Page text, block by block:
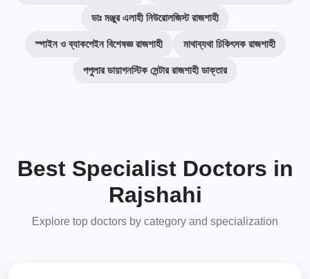
ডাঃ মঞ্জুর এলাহী নিউরোলজিস্ট রাজশাহী
স্পাইন ও ব্যাকপেইন বিশেষজ্ঞ রাজশাহী মাথাব্যথা চিকিৎসক রাজশাহী
পপুলার ডায়াগনস্টিক সেন্টার রাজশাহী ডাক্তার
Best Specialist Doctors in
Rajshahi
Explore top doctors by category and specialization